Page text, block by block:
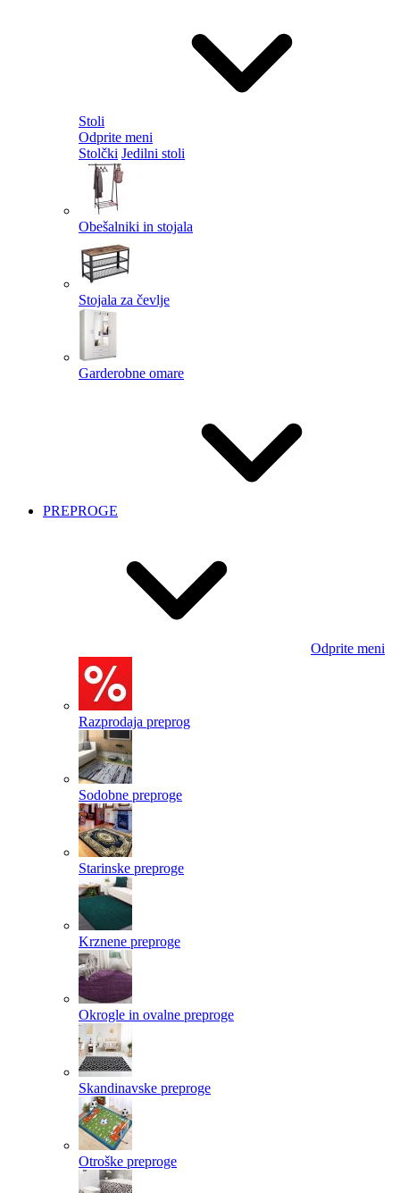
Stoli
Odprite meni
Stolčki Jedilni stoli
Obešalniki in stojala
Stojala za čevlje
Garderobne omare
PREPROGE
Odprite meni
Razprodaja preprog
Sodobne preproge
Starinske preproge
Krznene preproge
Okrogle in ovalne preproge
Skandinavske preproge
Otroške preproge